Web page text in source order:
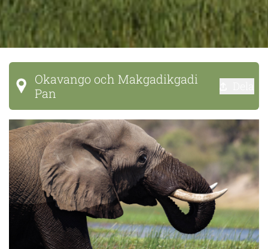
Okavango och Makgadikgadi
Pan